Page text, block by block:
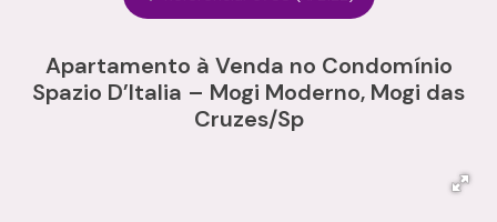
Apartamento à Venda no Condomínio
Spazio D’Italia – Mogi Moderno, Mogi das
Cruzes/Sp